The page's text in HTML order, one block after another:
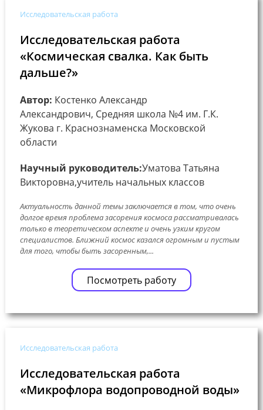
Исследовательская работа
Исследовательская работа
«Космическая свалка. Как быть
дальше?»
Автор: Костенко Александр
Александрович, Средняя школа №4 им. Г.К.
Жукова г. Краснознаменска Московской
области
Научный руководитель:Уматова Татьяна
Викторовна,учитель начальных классов
Актуальность данной темы заключается в том, что очень
долгое время проблема засорения космоса рассматривалась
только в теоретическом аспекте и очень узким кругом
специалистов. Ближний космос казался огромным и пустым
для того, чтобы быть засоренным,...
Посмотреть работу
Исследовательская работа
Исследовательская работа
«Микрофлора водопроводной воды»